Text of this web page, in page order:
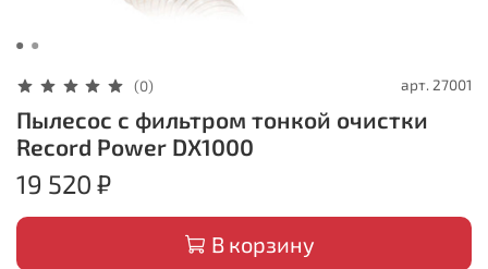
(0) арт. 27001
Пылесос с фильтром тонкой очистки
Record Power DX1000
19 520 ₽
В корзину